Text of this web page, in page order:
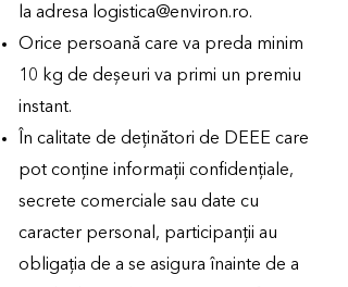
la adresa logistica@environ.ro.
Orice persoană care va preda minim
10 kg de deșeuri va primi un premiu
instant.
În calitate de deținători de DEEE care
pot conține informații confidențiale,
secrete comerciale sau date cu
caracter personal, participanții au
obligația de a se asigura înainte de a